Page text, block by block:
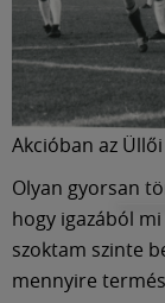
Akcióban az
Olyan gyorsan
hogy igazából
szoktam szinte
mennyire